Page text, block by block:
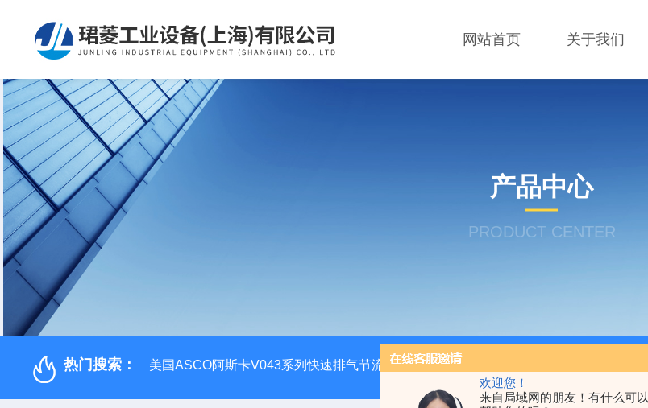
欢迎您！
来自局域网的朋友！有什么可以
网站首页 关于我们
产品中心
PRODUCT CENTER
热门搜索： 美国ASCO阿斯卡V043系列快速排气节流阀 RVM/U-2/1 G 1/2MEISTER流量传感器